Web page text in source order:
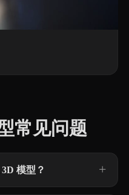
常见问题
模型？